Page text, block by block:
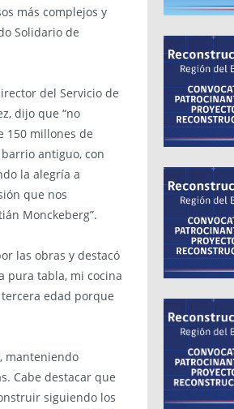
más complejos y
Solidario de
del Servicio de
dijo que “no
150 millones de
antiguo, con
la alegría a
que nos
Monckeberg”.
las obras y destacó
pura tabla, mi cocina
edad porque
manteniendo
Cabe destacar que
siguiendo los